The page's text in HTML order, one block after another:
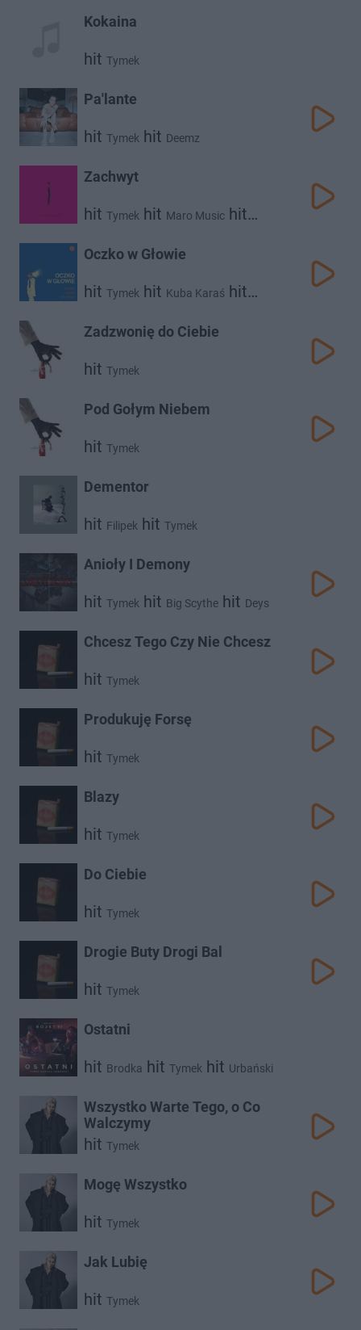
Kokaina
hit Tymek
Pa'lante
hit Tymek hit Deemz
Zachwyt
hit Tymek hit Maro Music hit
Oczko w Głowie
hit Tymek hit Kuba Karaś hit
Zadzwonię do Ciebie
hit Tymek
Pod Gołym Niebem
hit Tymek
Dementor
hit Filipek hit Tymek
Anioły I Demony
hit Tymek hit Big Scythe hit Deys
Chcesz Tego Czy Nie Chcesz
hit Tymek
Produkuję Forsę
hit Tymek
Blazy
hit Tymek
Do Ciebie
hit Tymek
Drogie Buty Drogi Bal
hit Tymek
Ostatni
hit Brodka hit Tymek hit Urbański
Wszystko Warte Tego, o Co
Walczymy
hit Tymek
Mogę Wszystko
hit Tymek
Jak Lubię
hit Tymek